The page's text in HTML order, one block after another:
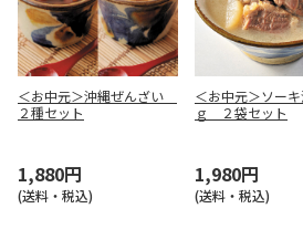
＜お中元＞沖縄ぜんざい
２種セット
1,880円
(送料・税込)
＜お中元＞ソーキ
ｇ ２袋セット
1,980円
(送料・税込)